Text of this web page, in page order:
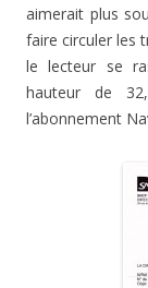
aimerait plus
faire circuler les
le lecteur se
hauteur de
l’abonnement